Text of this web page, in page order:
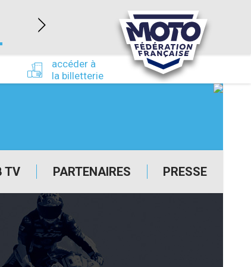
TV PARTENAIRES PRESSE
accéder à
la billetterie
NEVERS MAGNY-COURS (58)
du 24/09/2026 au 27/09/2026